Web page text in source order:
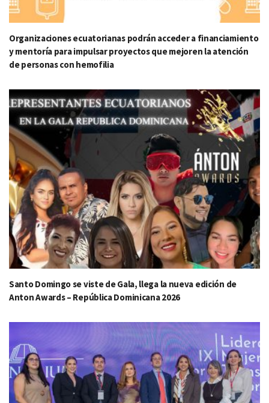
Organizaciones ecuatorianas podrán acceder a financiamiento
y mentoría para impulsar proyectos que mejoren la atención
de personas con hemofilia
Santo Domingo se viste de Gala, llega la nueva edición de
Anton Awards – República Dominicana 2026